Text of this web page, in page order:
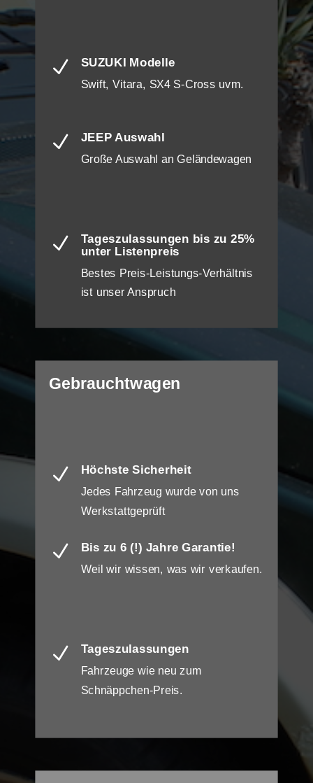
N SUZUKI Modelle
Swift, Vitara, SX4 S-Cross uvm.
N JEEP Auswahl
Große Auswahl an Geländewagen
N
Tageszulassungen bis zu 25%
unter Listenpreis
Bestes Preis-Leistungs-Verhältnis
ist unser Anspruch
Gebrauchtwagen
N Höchste Sicherheit
Jedes Fahrzeug wurde von uns
Werkstattgeprüft
N Bis zu 6 (!) Jahre Garantie!
Weil wir wissen, was wir verkaufen.
N Tageszulassungen
Fahrzeuge wie neu zum
Schnäppchen-Preis.